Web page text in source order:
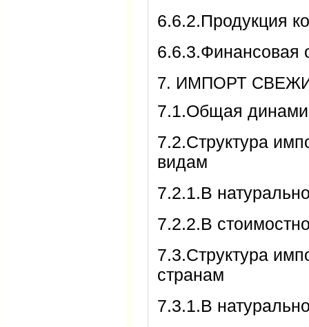
6.6.2.Продукция
6.6.3.Финансовая
7. ИМПОРТ
7.1.Общая
7.2.Структура
видам
7.2.1.В
7.2.2.В
7.3.Структура
странам
7.3.1.В